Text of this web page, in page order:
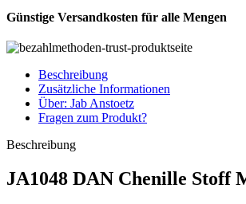
Günstige Versandkosten für alle Mengen
Beschreibung
Zusätzliche Informationen
Über: Jab Anstoetz
Fragen zum Produkt?
Beschreibung
JA1048 DAN Chenille Stoff